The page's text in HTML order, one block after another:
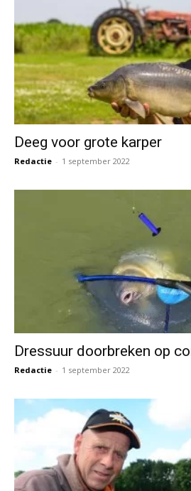
Deeg voor grote karper
Redactie - 1 september 2022
Dressuur doorbreken op
Redactie - 1 september 2022